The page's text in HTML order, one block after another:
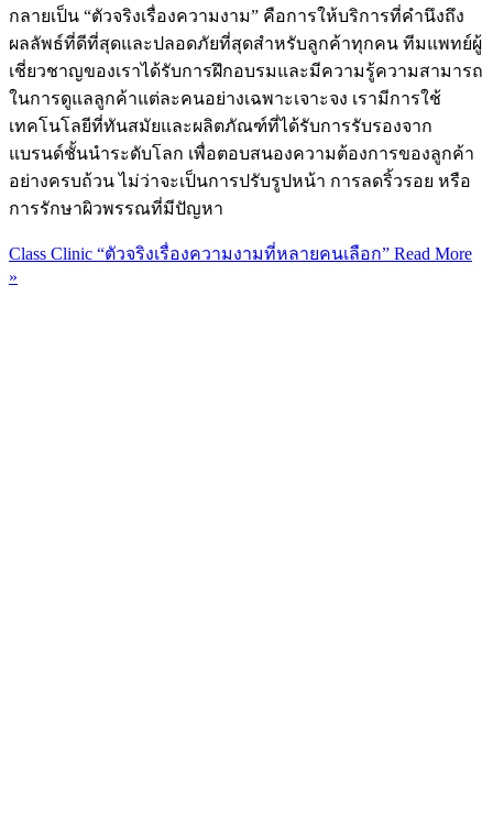
กลายเป็น “ตัวจริงเรื่องความงาม” คือการให้บริการที่คำนึงถึง
ผลลัพธ์ที่ดีที่สุดและปลอดภัยที่สุดสำหรับลูกค้าทุกคน ทีมแพทย์ผู้
เชี่ยวชาญของเราได้รับการฝึกอบรมและมีความรู้ความสามารถ
ในการดูแลลูกค้าแต่ละคนอย่างเฉพาะเจาะจง เรามีการใช้
เทคโนโลยีที่ทันสมัยและผลิตภัณฑ์ที่ได้รับการรับรองจาก
แบรนด์ชั้นนำระดับโลก เพื่อตอบสนองความต้องการของลูกค้า
อย่างครบถ้วน ไม่ว่าจะเป็นการปรับรูปหน้า การลดริ้วรอย หรือ
การรักษาผิวพรรณที่มีปัญหา
Class Clinic “ตัวจริงเรื่องความงามที่หลายคนเลือก” Read More
»